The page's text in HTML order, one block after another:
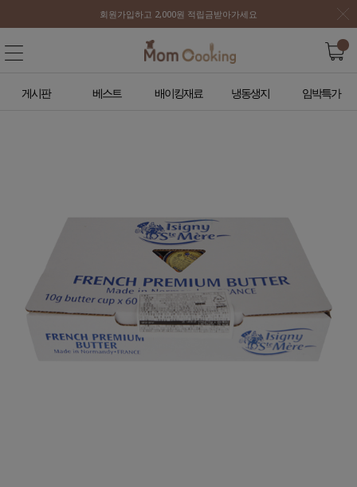
회원가입하고 2,000원 적립금받아가세요
게시판 베스트 배이킹재료 냉동생지 임박특가